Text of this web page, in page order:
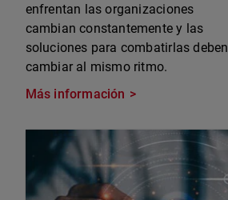
enfrentan las organizaciones
cambian constantemente y las
soluciones para combatirlas deben
cambiar al mismo ritmo.
Más información